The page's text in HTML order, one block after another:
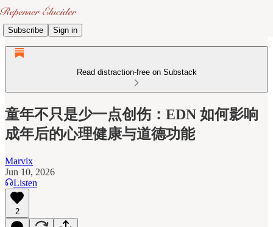
Subscribe Sign in
Read distraction-free on Substack
童年不只是少一点创伤：EDN 如何影响
成年后的心理健康与道德功能
Marvix
Jun 10, 2026
Listen
2